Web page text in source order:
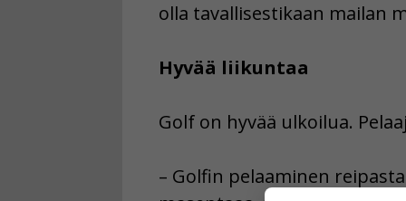
olla tavallisestikaan mailan
Hyvää liikuntaa
Golf on hyvää ulkoilua.
– Golfin pelaaminen